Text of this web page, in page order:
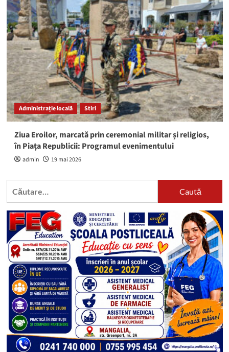
Administrație locală Stiri
Ziua Eroilor, marcată prin ceremonial militar și religios,
în Piața Republicii: Programul evenimentului
admin 19 mai 2026
Caută